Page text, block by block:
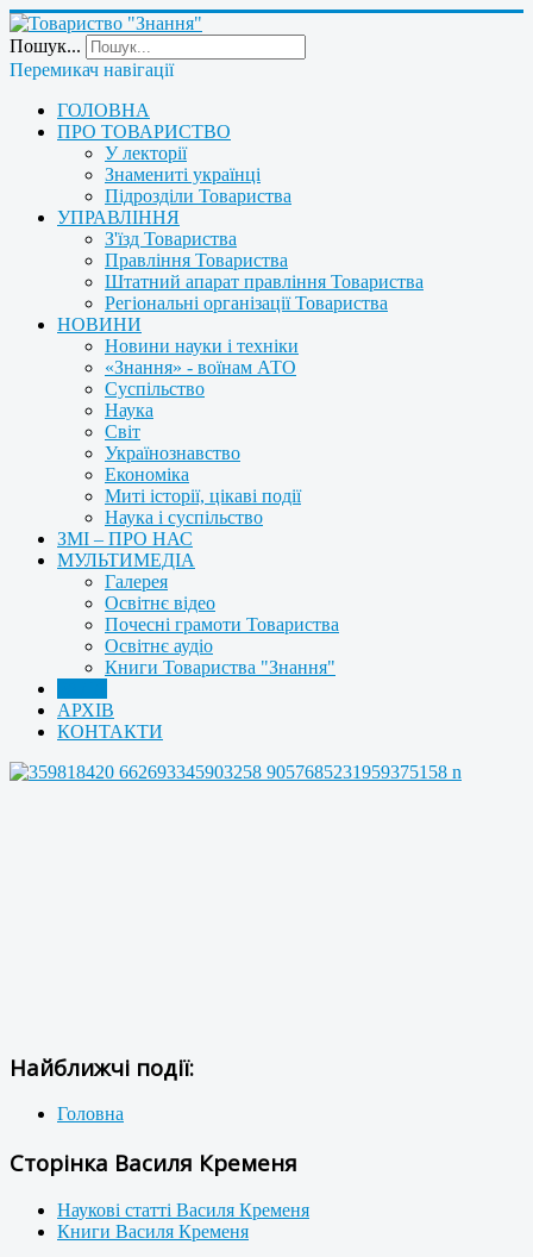
Пошук...
Перемикач навігації
ГОЛОВНА
ПРО ТОВАРИСТВО
У лекторії
Знамениті українці
Підрозділи Товариства
УПРАВЛІННЯ
З'їзд Товариства
Правління Товариства
Штатний апарат правління Товариства
Регіональні організації Товариства
НОВИНИ
Новини науки і техніки
«Знання» - воїнам АТО
Суспільство
Наука
Світ
Українознавство
Економіка
Миті історії, цікаві події
Наука і суспільство
ЗМІ – ПРО НАС
МУЛЬТИМЕДІА
Галерея
Освітнє відео
Почесні грамоти Товариства
Освітнє аудіо
Книги Товариства "Знання"
АРХІВ
КОНТАКТИ
Найближчі події:
Головна
Сторінка Василя Кременя
Наукові статті Василя Кременя
Книги Василя Кременя